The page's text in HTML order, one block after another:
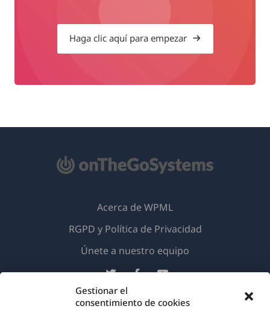
Gestionar el
consentimiento de cookies
Haga clic aquí para empezar
Acerca de WPML
RGPD y Política de Privacidad
Únete a nuestro equipo
una
(se
abre
en
(se
en
(se
en